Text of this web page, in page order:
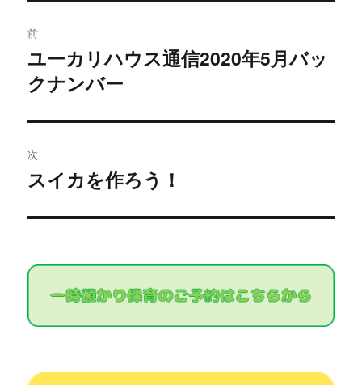
稿
ナ
ビ
ゲ
ー
シ
前
過
去
投
稿:
ユーカリハウス通信2020年5月バッ
クナンバー
次
次
投
スイカを作ろう！